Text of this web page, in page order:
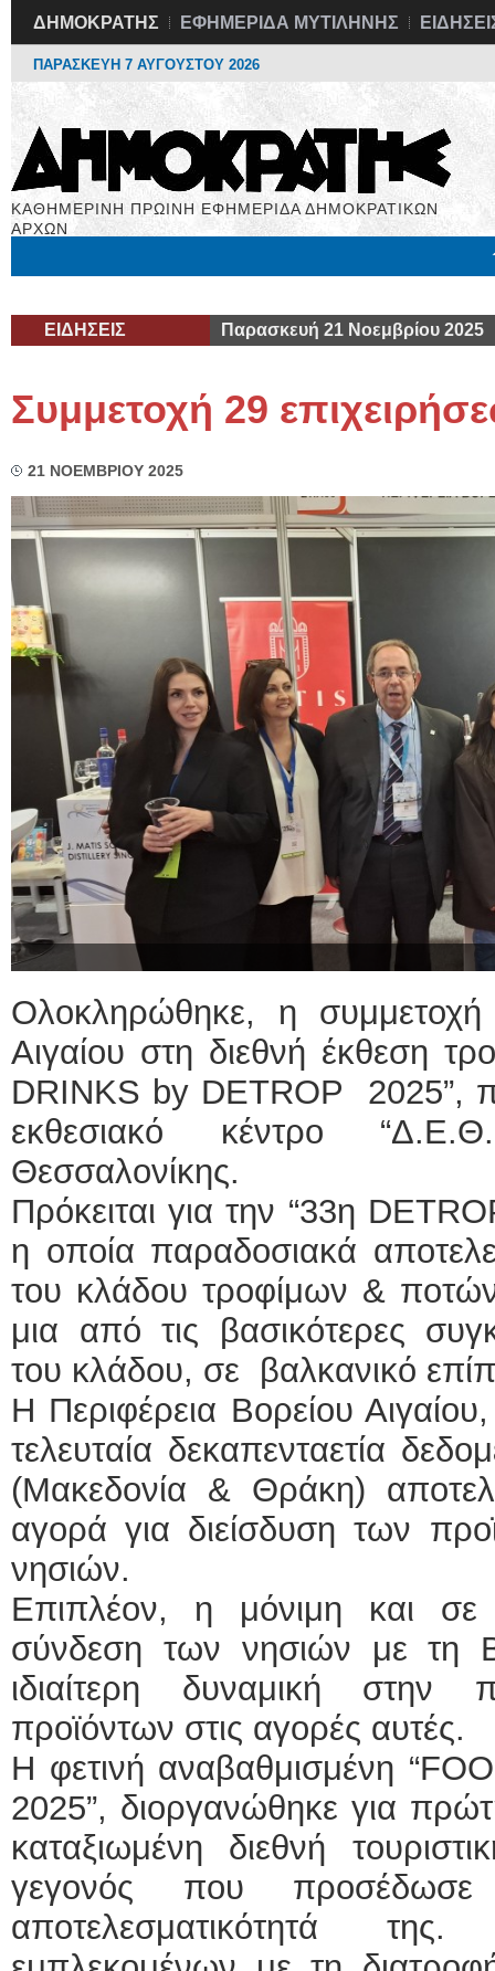
ΔΗΜΟΚΡΑΤΗΣ ΕΦΗΜΕΡΙΔΑ ΜΥΤΙΛΗΝΗΣ
ΠΑΡΑΣΚΕΥΗ 7 ΑΥΓΟΥΣΤΟΥ 2026
ΚΑΘΗΜΕΡΙΝΗ ΠΡΩΙΝΗ ΕΦΗΜΕΡΙΔΑ ΔΗΜΟΚΡΑΤΙΚΩΝ
ΑΡΧΩΝ
ΕΙΔΗΣΕΙΣ Παρασκευή 21 Νοεμβρίου 2025
Συμμετοχή 29
21 ΝΟΕΜΒΡΙΟΥ 2025
Ολοκληρώθηκε, η συμμετοχή
Αιγαίου στη διεθνή έκθεση
DRINKS by DETROP 2025”,
εκθεσιακό κέντρο
Θεσσαλονίκης.
Πρόκειται για την “33η
η οποία παραδοσιακά
του κλάδου τροφίμων &
μια από τις βασικότερες
του κλάδου, σε βαλκανικό
Η Περιφέρεια Βορείου
τελευταία δεκαπενταετία
(Μακεδονία & Θράκη)
αγορά για διείσδυση των
νησιών.
Επιπλέον, η μόνιμη και σε
σύνδεση των νησιών με τη
ιδιαίτερη δυναμική
προϊόντων στις αγορές αυτές.
Η φετινή αναβαθμισμένη
2025”, διοργανώθηκε για
καταξιωμένη διεθνή
γεγονός που
αποτελεσματικότητά